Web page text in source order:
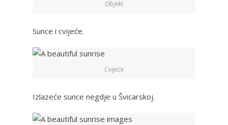
Objekt
Sunce i cvijeće.
Cvijeće
Izlazeće sunce negdje u Švicarskoj.